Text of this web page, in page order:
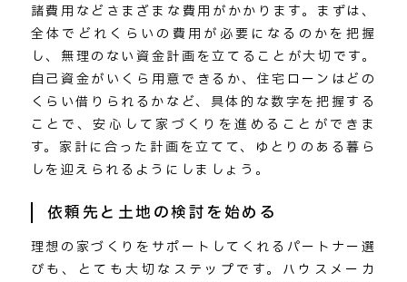
諸費用などさまざまな費用がかかります。まずは、
全体でどれくらいの費用が必要になるのかを把握
し、無理のない資金計画を立てることが大切です。
自己資金がいくら用意できるか、住宅ローンはどの
くらい借りられるかなど、具体的な数字を把握する
ことで、安心して家づくりを進めることができま
す。家計に合った計画を立てて、ゆとりのある暮ら
しを迎えられるようにしましょう。
依頼先と土地の検討を始める
理想の家づくりをサポートしてくれるパートナー選
びも、とても大切なステップです。ハウスメーカ